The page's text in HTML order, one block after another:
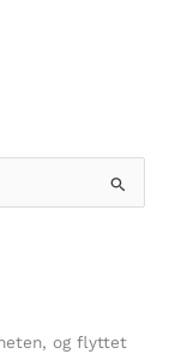
og flyttet